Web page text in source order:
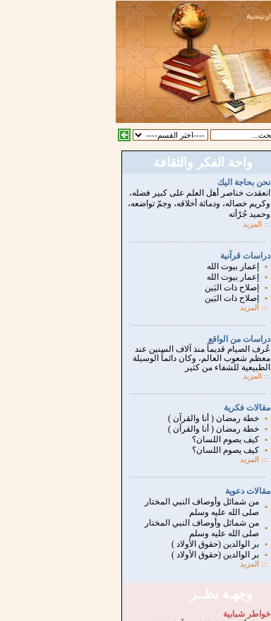
واحة الفكر والثقافة
نحن بحاجة اليك
انعقدت خناصر أهل العلم على كبير فضله،
وكريم خصاله، ودماثة أخلاقه، وجمّ تواضعه،
وحميد جُرْأته
::: المزيد
دراسات قرآنية
▪
إعمار بيوت الله
▪
إعمار بيوت الله
▪
إصلاح ذات البَين
▪
إصلاح ذات البَين
:::
المزيد
دراسات من الواقع
عُرف الصيام قديماً منذ آلاف السنين عند
معظم شعوب العالم، وكان دائماً الوسيلة
الطبيعية للشفاء من كثير
:::
المزيد
مقالات فكرية
▪ خطة رمضان ( أنا والقرآن )
▪ خطة رمضان ( أنا والقرآن )
▪ كيف يصوم اللسان؟
▪ كيف يصوم اللسان؟
:::
المزيد
مقالات دعوية
▪ من شمائل وأوصاف النبي المختار
صلى الله عليه وسلم
▪ من شمائل وأوصاف النبي المختار
صلى الله عليه وسلم
▪ بر الوالدين (حقوق الأولاد )
▪ بر الوالدين (حقوق الأولاد )
::: المزيد
وجهـة نظــر
خواطر شبابية